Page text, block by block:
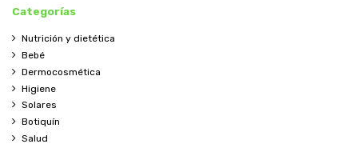
Categorías
Nutrición y dietética
Bebé
Dermocosmética
Higiene
Solares
Botiquín
Salud